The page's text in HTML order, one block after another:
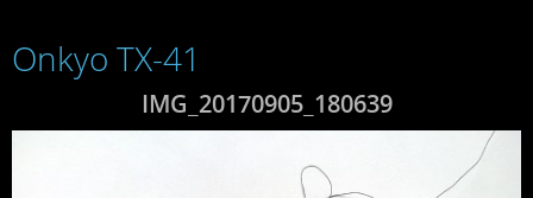
Onkyo TX-41
IMG_20170905_180639